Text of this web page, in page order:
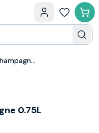
Collet Brut Rose Champagne 0.75L
0.75L